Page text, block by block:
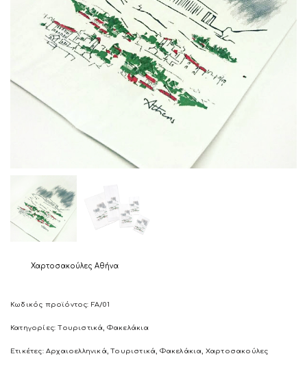
Χαρτοσακούλες Αθήνα
Κωδικός προϊόντος: FA/01
Κατηγορίες:Τουριστικά Φακελάκια
Ετικέτες:Αρχαιοελληνικά,Τουριστικά Φακελάκια Χαρτοσακούλες